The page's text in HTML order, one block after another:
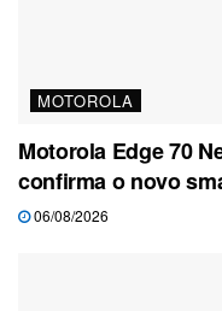
MOTOROLA
Motorola Edge 70
confirma o novo
06/08/2026